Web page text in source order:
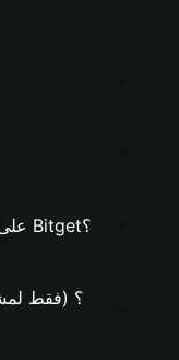
كيفية إنشاء محفظة JELIQ على محفظة Bitget؟